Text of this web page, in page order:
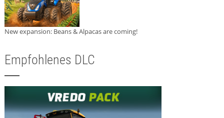
New expansion: Beans & Alpacas are coming!
Empfohlenes DLC